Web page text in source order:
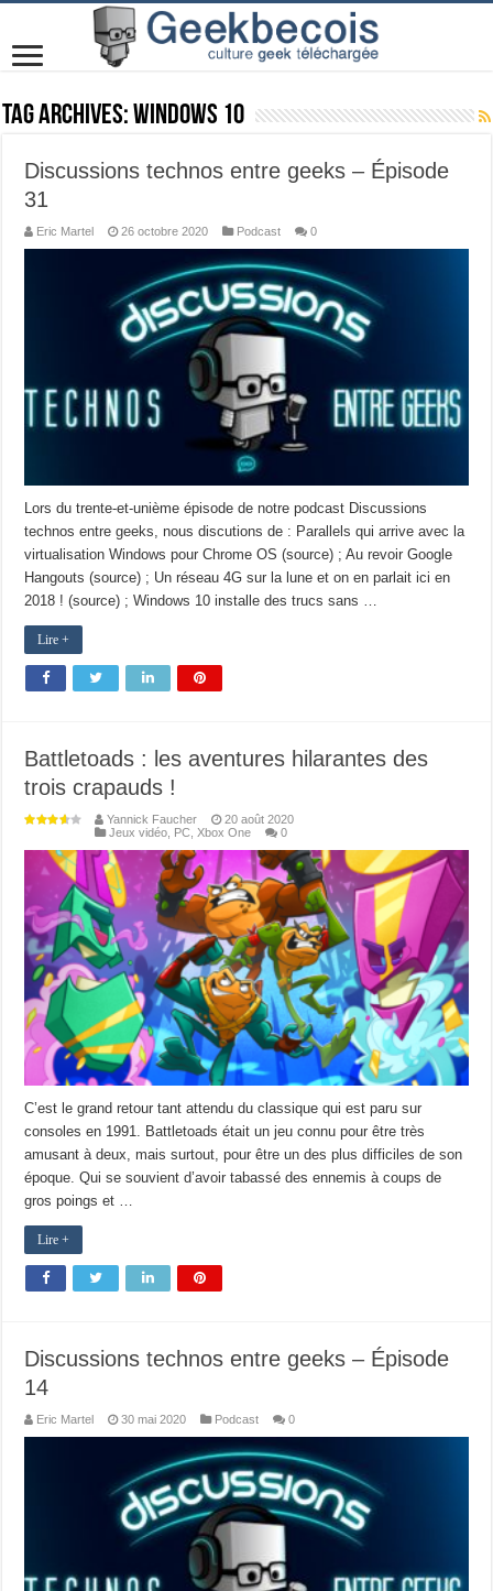
Tag Archives:Windows 10
Discussions technos entre geeks – Épisode
31
Eric Martel 26 octobre 2020 Podcast 0
Lors du trente-et-unième épisode de notre podcast Discussions
technos entre geeks, nous discutions de : Parallels qui arrive avec la
virtualisation Windows pour Chrome OS (source) ; Au revoir Google
Hangouts (source) ; Un réseau 4G sur la lune et on en parlait ici en
2018 ! (source) ; Windows 10 installe des trucs sans …
Lire +
Battletoads : les aventures hilarantes des
trois crapauds !
Yannick Faucher
20 août 2020
Jeux vidéo PC ,Xbox One 0
C’est le grand retour tant attendu du classique qui est paru sur
consoles en 1991. Battletoads était un jeu connu pour être très
amusant à deux, mais surtout, pour être un des plus difficiles de son
époque. Qui se souvient d’avoir tabassé des ennemis à coups de
gros poings et …
Lire +
Discussions technos entre geeks – Épisode
14
Eric Martel 30 mai 2020 Podcast 0